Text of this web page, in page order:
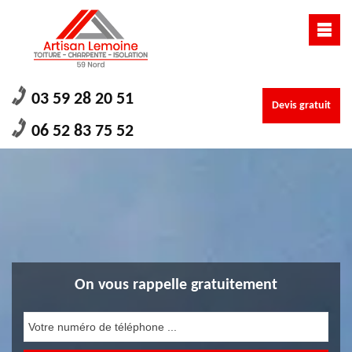
03 59 28 20 51
06 52 83 75 52
Devis gratuit
On vous rappelle gratuitement